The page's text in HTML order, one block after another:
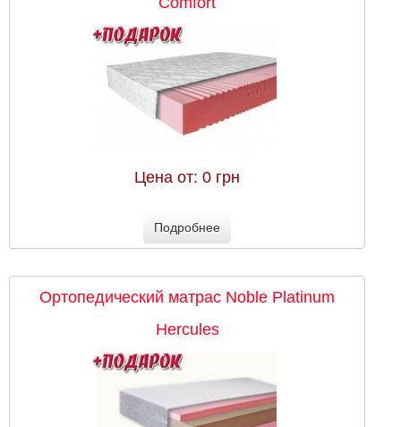
Цена от:0 грн
Подробнее
Ортопедический матрас Noble Platinum
Hercules